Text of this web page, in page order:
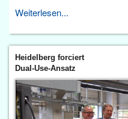
Weiterlesen...
Heidelberg forciert
Dual-Use-Ansatz